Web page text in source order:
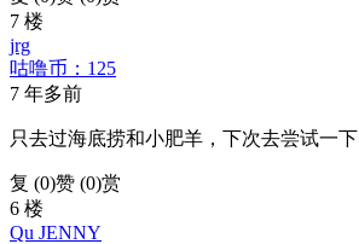
7 楼
jrg
咕噜币：125
7 年多前
只去过海底捞和小肥羊，下次去尝试一下
复 (0)赞 (0)赏
6 楼
Qu JENNY